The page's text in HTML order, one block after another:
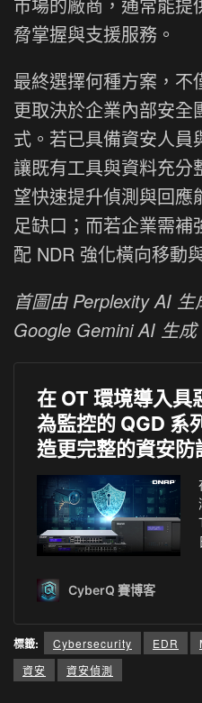
脅掌握與支援服務。
最終選擇何種方案，不
更取決於企業內部安全
式。若已具備資安人
讓既有工具與資料充分
望快速提升偵測與回
足缺口；而若企業需
配 NDR 強化橫向移動
首圖由 Perplexity AI
Google Gemini AI 生成
標籤: Cybersecurity EDR
資安
資安偵測